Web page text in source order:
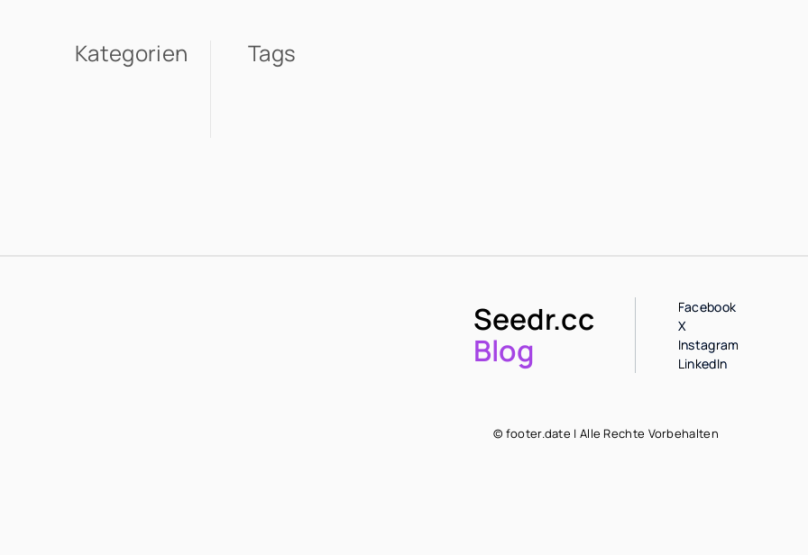
Kategorien Tags
Seedr.cc
Blog
Facebook
X
Instagram
LinkedIn
© footer.date | Alle Rechte Vorbehalten